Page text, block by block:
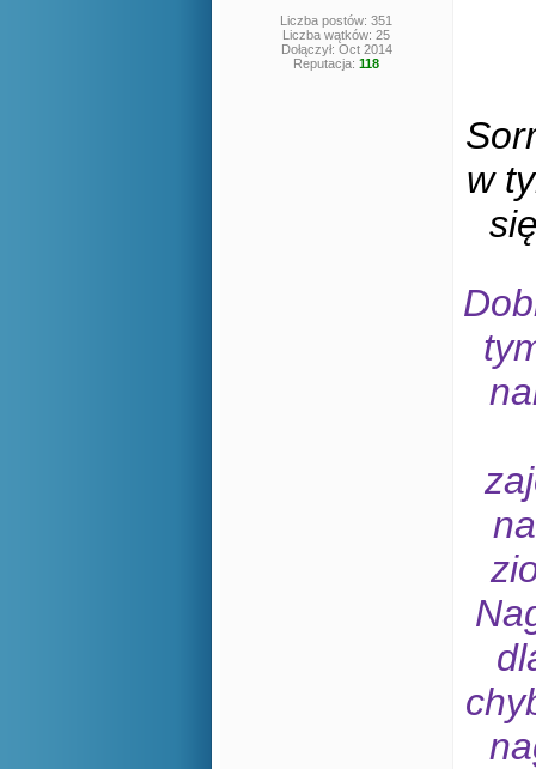
Liczba postów: 351
Liczba wątków: 25
Dołączył: Oct 2014
Reputacja: 118
w